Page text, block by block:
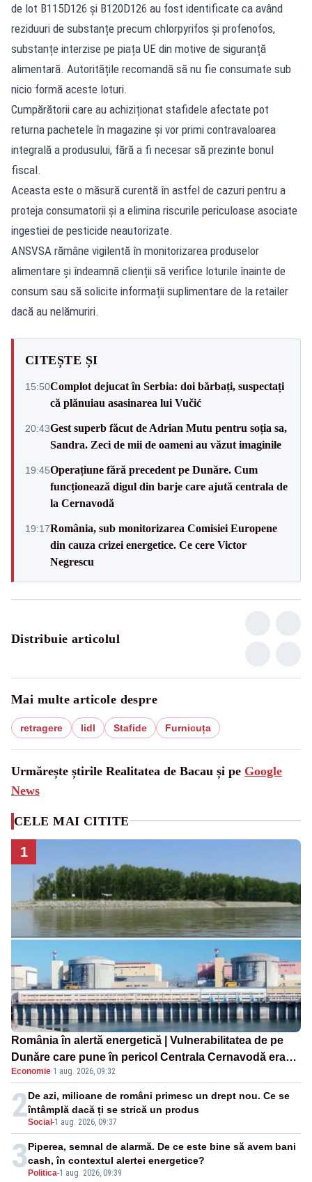
de lot B115D126 și B120D126 au fost identificate ca având
reziduuri de substanțe precum chlorpyrifos și profenofos,
substanțe interzise pe piața UE din motive de siguranță
alimentară. Autoritățile recomandă să nu fie consumate sub
nicio formă aceste loturi.
Cumpărătorii care au achiziționat stafidele afectate pot
returna pachetele în magazine și vor primi contravaloarea
integrală a produsului, fără a fi necesar să prezinte bonul
fiscal.
Aceasta este o măsură curentă în astfel de cazuri pentru a
proteja consumatorii și a elimina riscurile periculoase asociate
ingestiei de pesticide neautorizate.
ANSVSA rămâne vigilentă în monitorizarea produselor
alimentare și îndeamnă clienții să verifice loturile înainte de
consum sau să solicite informații suplimentare de la retailer
dacă au nelămuriri.
CITEȘTE ȘI
15:50Complot dejucat în Serbia: doi bărbați, suspectați
că plănuiau asasinarea lui Vučić
20:43Gest superb făcut de Adrian Mutu pentru soția sa,
Sandra. Zeci de mii de oameni au văzut imaginile
19:45Operațiune fără precedent pe Dunăre. Cum
funcționează digul din barje care ajută centrala de
la Cernavodă
19:17România, sub monitorizarea Comisiei Europene
din cauza crizei energetice. Ce cere Victor
Negrescu
Distribuie articolul
Mai multe articole despre
retragere lidl Stafide Furnicuța
Urmărește știrile Realitatea de Bacau și pe Google
News
CELE MAI CITITE
1
România în alertă energetică | Vulnerabilitatea de pe
Dunăre care pune în pericol Centrala Cernavodă era
cunoscută de pe vremea lui Ceaușescu
Economie·1 aug. 2026, 09:32
2Social -1 aug. 2026, 09:37
De azi, milioane de români primesc un drept nou. Ce se
întâmplă dacă ți se strică un produs
3 Politica-1 aug. 2026, 09:39
Piperea, semnal de alarmă. De ce este bine să avem bani
cash, în contextul alertei energetice?